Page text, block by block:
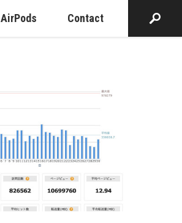
AirPods Contact